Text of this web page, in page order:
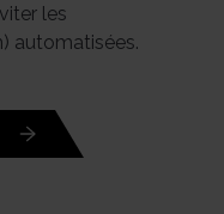
les
automatisées.